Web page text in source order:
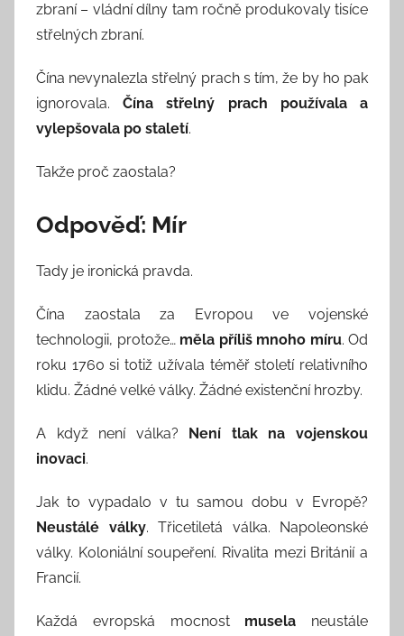
zbraní – vládní dílny tam ročně produkovaly tisíce
střelných zbraní.
Čína nevynalezla střelný prach s tím, že by ho pak
ignorovala.Čína střelný prach používala a
vylepšovala po staletí.
Takže proč zaostala?
Odpověď: Mír
Tady je ironická pravda.
Čína zaostala za Evropou ve vojenské
technologii, protože… měla příliš mnoho míru. Od
roku 1760 si totiž užívala téměř století relativního
klidu. Žádné velké války. Žádné existenční hrozby.
A když není válka? Není tlak na vojenskou
inovaci.
Jak to vypadalo v tu samou dobu v Evropě?
Neustálé války. Třicetiletá válka. Napoleonské
války. Koloniální soupeření. Rivalita mezi Británií a
Francií.
Každá evropská mocnost musela neustále